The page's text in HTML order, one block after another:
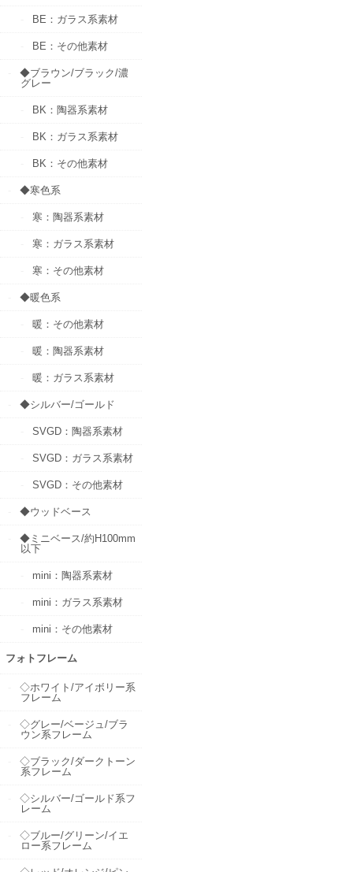
BE：ガラス系素材
BE：その他素材
◆ブラウン/ブラック/濃
グレー
BK：陶器系素材
BK：ガラス系素材
BK：その他素材
◆寒色系
寒：陶器系素材
寒：ガラス系素材
寒：その他素材
◆暖色系
暖：その他素材
暖：陶器系素材
暖：ガラス系素材
◆シルバー/ゴールド
SVGD：陶器系素材
SVGD：ガラス系素材
SVGD：その他素材
◆ウッドベース
◆ミニベース/約H100mm
以下
mini：陶器系素材
mini：ガラス系素材
mini：その他素材
フォトフレーム
◇ホワイト/アイボリー系
フレーム
◇グレー/ベージュ/ブラ
ウン系フレーム
◇ブラック/ダークトーン
系フレーム
◇シルバー/ゴールド系フ
レーム
◇ブルー/グリーン/イエ
ロー系フレーム